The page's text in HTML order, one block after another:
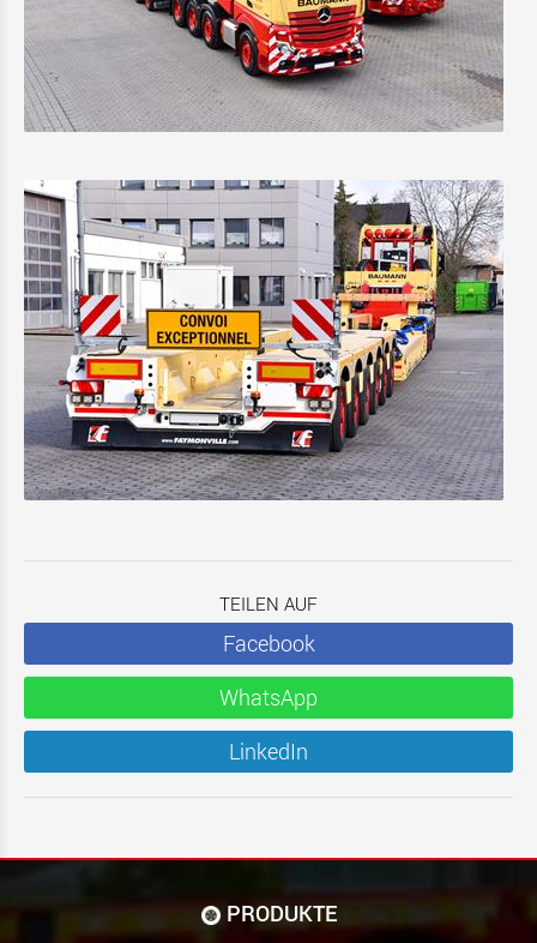
TEILEN AUF
Facebook
WhatsApp
LinkedIn
PRODUKTE